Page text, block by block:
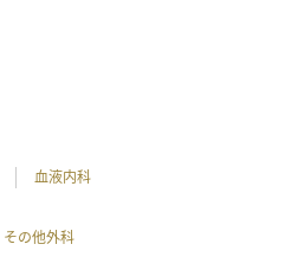
血液内科
その他外科